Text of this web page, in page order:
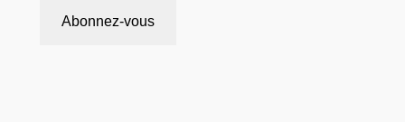
Abonnez-vous